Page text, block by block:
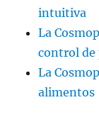
intuitiva
La
control de
La
alimentos